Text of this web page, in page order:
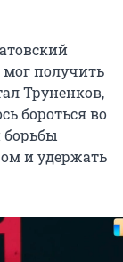
получить
Труненков,
бороться во
борьбы
и удержать